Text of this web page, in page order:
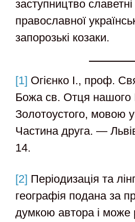
заступництво
православної
запорозькі козаки.
[1] Огієнко І., проф.
Божа св. Отця нашого
Золотоустого, мовою
Частина друга. —
14.
[2] Періодизація та
географія подана за
думкою автора і може